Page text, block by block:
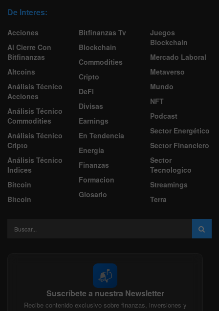
De Interes:
Acciones
Al Cierre Con
Bitfinanzas
Altcoins
Análisis Técnico
Acciones
Análisis Técnico
Commodities
Análisis Técnico
Cripto
Análisis Técnico
Indices
Bitcoin
Bitcoin
Bitfinanzas Tv
Blockchain
Commodities
Cripto
DeFi
Divisas
Earnings
En Tendencia
Energía
Finanzas
Formacion
Glosario
Juegos
Blockchain
Mercado Laboral
Metaverso
Mundo
NFT
Podcast
Sector Energético
Sector Financiero
Sector
Tecnologico
Streamings
Terra
📬
Suscríbete a nuestra Newsletter
Recibe contenido exclusivo sobre finanzas, inversiones y